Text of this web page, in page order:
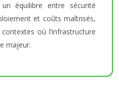
équilibre entre sécurité
et coûts maîtrisés,
où l’infrastructure
majeur.